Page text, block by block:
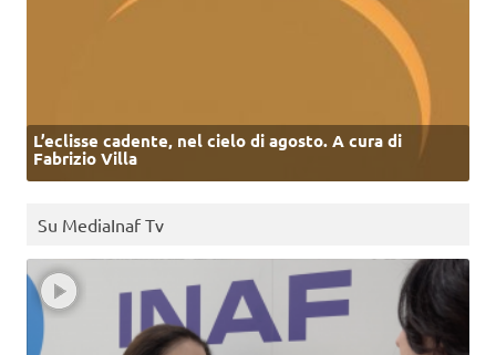
L’eclisse cadente, nel cielo di agosto. A cura di
Fabrizio Villa
Su MediaInaf Tv